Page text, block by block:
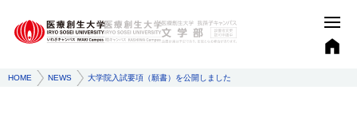
HOME NEWS 大学院入試要項（願書）を公開しました